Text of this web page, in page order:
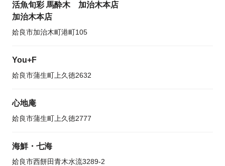
活魚旬彩 馬酔木 加治木本店
加治木本店
姶良市加治木町港町105
You+F
姶良市蒲生町上久徳2632
心地庵
姶良市蒲生町上久徳2777
海鮮・七海
姶良市西餅田青木水流3289-2